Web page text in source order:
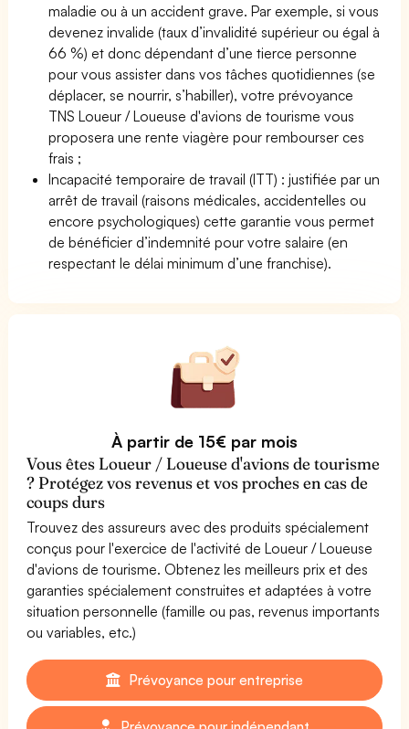
maladie ou à un accident grave. Par exemple, si vous
devenez invalide (taux d’invalidité supérieur ou égal à
66 %) et donc dépendant d’une tierce personne
pour vous assister dans vos tâches quotidiennes (se
déplacer, se nourrir, s’habiller), votre prévoyance
TNS Loueur / Loueuse d'avions de tourisme vous
proposera une rente viagère pour rembourser ces
frais ;
Incapacité temporaire de travail (ITT) : justifiée par un
arrêt de travail (raisons médicales, accidentelles ou
encore psychologiques) cette garantie vous permet
de bénéficier d’indemnité pour votre salaire (en
respectant le délai minimum d’une franchise).
À partir de 15€ par mois
Vous êtes Loueur / Loueuse d'avions de tourisme
? Protégez vos revenus et vos proches en cas de
coups durs
Trouvez des assureurs avec des produits spécialement
conçus pour l'exercice de l'activité de Loueur / Loueuse
d'avions de tourisme. Obtenez les meilleurs prix et des
garanties spécialement construites et adaptées à votre
situation personnelle (famille ou pas, revenus importants
ou variables, etc.)
Prévoyance pour entreprise